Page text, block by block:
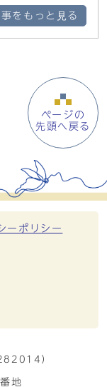
をもっと見る
ページの
先頭へ戻る
ーポリシー
）
地